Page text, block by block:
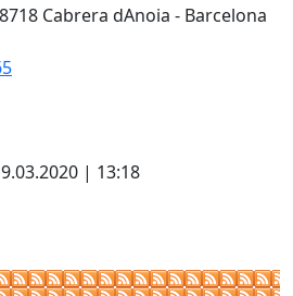
Cabrera dAnoia - Barcelona
| 13:18